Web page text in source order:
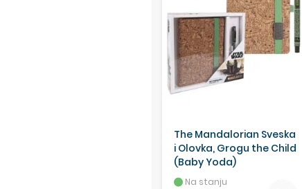
The Mandalorian Sveska
i Olovka, Grogu the Child
(Baby Yoda)
Na stanju